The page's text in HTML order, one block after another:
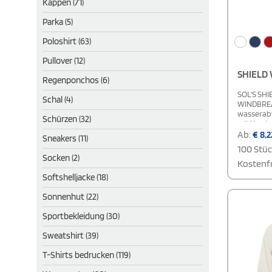
Kappen (71)
Parka (5)
Poloshirt (63)
Pullover (12)
Regenponchos (6)
Schal (4)
Schürzen (32)
Sneakers (11)
Socken (2)
Softshelljacke (18)
Sonnenhut (22)
Sportbekleidung (30)
Sweatshirt (39)
T-Shirts bedrucken (119)
SHIELD
SOL'S
mit
bequeme
Größe zu
Ab:€
100